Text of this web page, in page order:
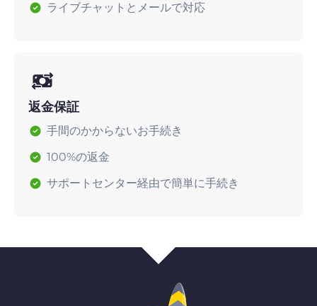
ライブチャットとメールで対応
返金保証
手間のかからないお手続き
100%の返金
サポートセンター経由で簡単に手続き